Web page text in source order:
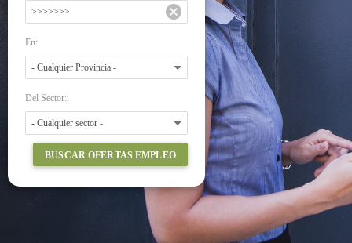
En:
Del Sector:
BUSCAR OFERTAS EMPLEO